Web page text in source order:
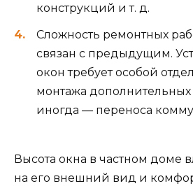
конструкций и т. д.
Сложность ремонтных
связан с предыдущим.
окон требует особой
монтажа дополнительных
иногда — переноса
Высота окна в частном доме
на его внешний вид и